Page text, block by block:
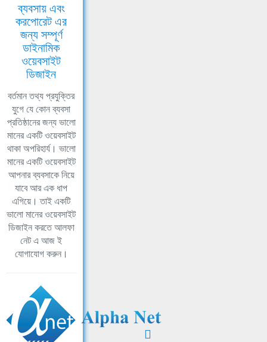
ব্যবসায় এবং
করপোরেট এর
জন্য সম্পূর্ণ
ডাইনামিক
ওয়েবসাইট
ডিজাইন
বর্তমান তথ্য প্রযুক্তির
যুগে যে কোন ব্যবসা
প্রতিষ্ঠানের জন্য ভালো
মানের একটি ওয়েবসাইট
থাকা অপরিহার্য। ভালো
মানের একটি ওয়েবসাইট
আপনার ব্যবসাকে নিয়ে
যাবে আর এক ধাপ
এগিয়ে। তাই একটি
ভালো মানের ওয়েবসাইট
ডিজাইন করতে আলফা
নেট এ আজ ই
যোগাযোগ করুন।